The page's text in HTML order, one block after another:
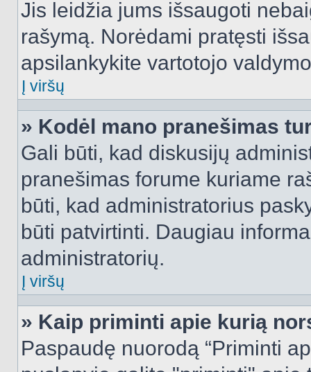
Jis leidžia jums išsaugoti
rašymą. Norėdami pratęsti
apsilankykite vartotojo
Į viršų
» Kodėl mano pranešimas
Gali būti, kad diskusijų
pranešimas forume kuriame
būti, kad administratorius
būti patvirtinti. Daugiau
administratorių.
Į viršų
» Kaip priminti apie kurią
Paspaudę nuorodą “Priminti